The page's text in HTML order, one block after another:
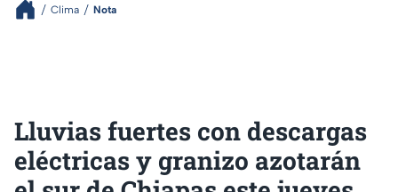
Clima Nota
Lluvias fuertes con descargas
eléctricas y granizo azotarán